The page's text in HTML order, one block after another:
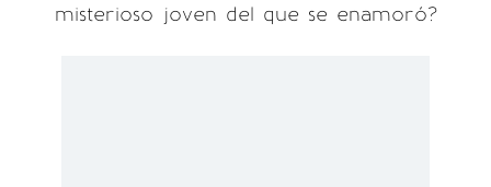
misterioso joven del que se enamoró?